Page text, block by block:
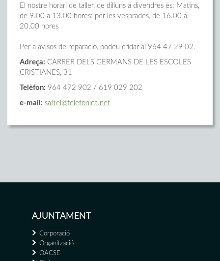
El nostre horari de taller, de dilluns a divendres és: Matins,
de 9.00 a 13.00 hores; per les vesprades, de 16.00 a
20.00 hores
Per a avisos de reparació, podeu cridar al 964 47 29 02.
Adreça: CARRER DELS GERMANS DE LES ESCOLES
CRISTIANES, 31
Telèfon: 964 472 902 / 619 029 202
e-mail: sattel@telefonica.net
AJUNTAMENT
Corporació
Organització
OACSE